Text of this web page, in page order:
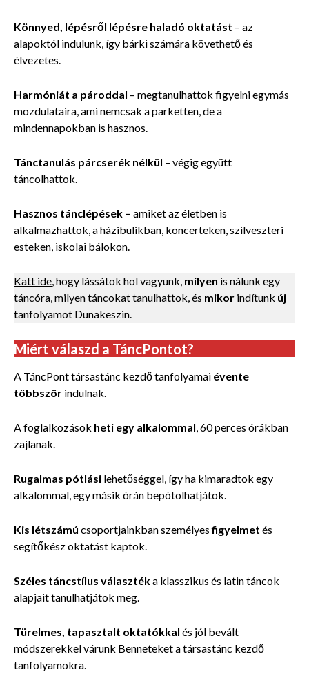
Könnyed, lépésről lépésre haladó oktatást – az
alapoktól indulunk, így bárki számára követhető és
élvezetes.
Harmóniát a pároddal – megtanulhattok figyelni egymás
mozdulataira, ami nemcsak a parketten, de a
mindennapokban is hasznos.
Tánctanulás párcserék nélkül – végig együtt
táncolhattok.
Hasznos tánclépések – amiket az életben is
alkalmazhattok, a házibulikban, koncerteken, szilveszteri
esteken, iskolai bálokon.
Katt ide, hogy lássátok hol vagyunk, milyen is nálunk egy
táncóra, milyen táncokat tanulhattok, és mikor indítunk új
tanfolyamot Dunakeszin.
Miért válaszd a TáncPontot?
A TáncPont társastánc kezdő tanfolyamai évente
többször indulnak.
A foglalkozások heti egy alkalommal, 60 perces órákban
zajlanak.
Rugalmas pótlási lehetőséggel, így ha kimaradtok egy
alkalommal, egy másik órán bepótolhatjátok.
Kis létszámú csoportjainkban személyesfigyelmet és
segítőkész oktatást kaptok.
Széles táncstílus választéka klasszikus és latin táncok
alapjait tanulhatjátok meg.
Türelmes, tapasztalt oktatókkal és jól bevált
módszerekkel várunk Benneteket a társastánc kezdő
tanfolyamokra.